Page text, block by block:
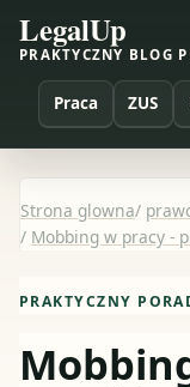
LegalUp
PRAKTYCZNY BLOG
Praca ZUS
Strona glowna/
/ Mobbing w pracy -
PRAKTYCZNY